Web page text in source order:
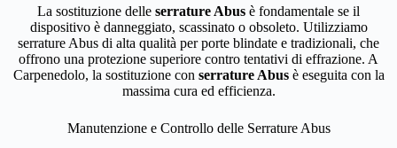
La sostituzione delle serrature Abus è fondamentale se il
dispositivo è danneggiato, scassinato o obsoleto. Utilizziamo
serrature Abus di alta qualità per porte blindate e tradizionali, che
offrono una protezione superiore contro tentativi di effrazione. A
Carpenedolo, la sostituzione con serrature Abusè eseguita con la
massima cura ed efficienza.
Manutenzione e Controllo delle Serrature Abus